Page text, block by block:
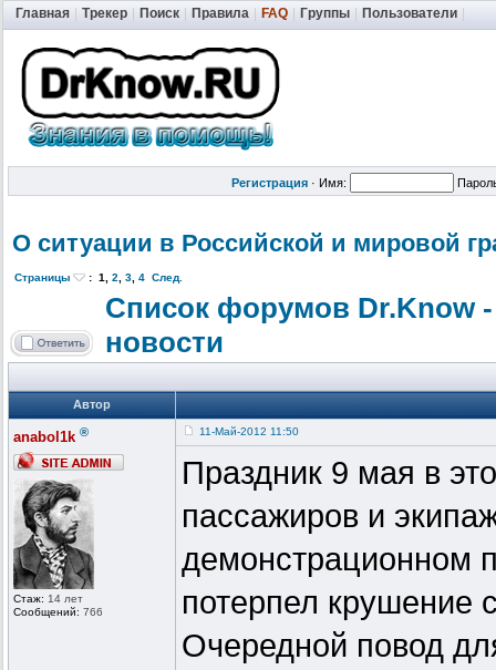
Главная Трекер Поиск Правила FAQ Группы Пользователи
Регистрация · Имя:
О ситуации в Российской и мировой
Страницы : 1, 2, 3, 4 След.
Список форумов Dr.Know
новости
Автор
anabol1k ®
Стаж: 14 лет
Сообщений: 766
11-Май-2012 11:50
Праздник 9 мая в
пассажиров и
демонстрационном
потерпел крушение
Очередной повод